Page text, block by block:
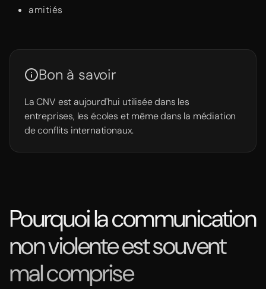
amitiés
Bon à savoir
La CNV est aujourd'hui utilisée dans les
entreprises, les écoles et même dans la médiation
de conflits internationaux.
Pourquoi la communication
non violente est souvent
mal comprise